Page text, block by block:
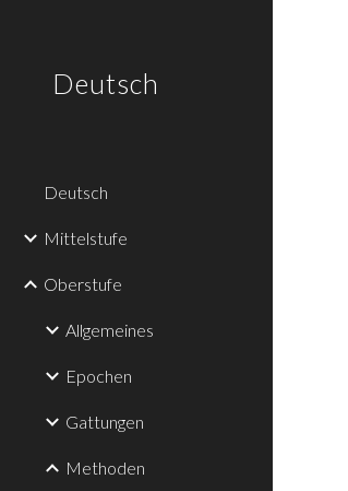
Deutsch
Deutsch
Mittelstufe
Oberstufe
Allgemeines
Epochen
Gattungen
Methoden